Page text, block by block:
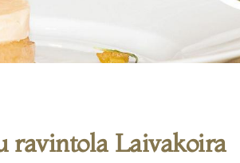
ravintola Laivakoira